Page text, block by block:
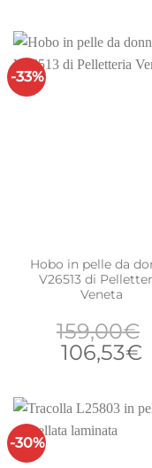
-33%
Hobo in pelle da
V26513 di
Veneta
159,00€
Il
prezzo
era:
159,00€.
106,53€Il
-30%